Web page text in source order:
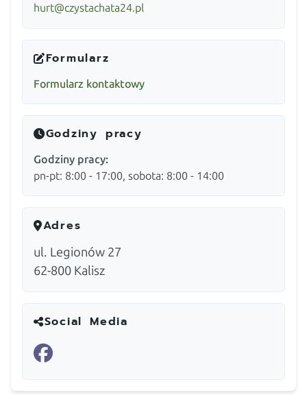
hurt@czystachata24.pl
Formularz
Formularz kontaktowy
Godziny pracy
Godziny pracy:
pn-pt: 8:00 - 17:00, sobota: 8:00 - 14:00
Adres
ul. Legionów 27
62-800 Kalisz
Social Media